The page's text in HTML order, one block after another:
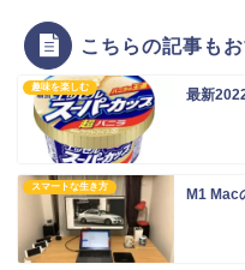
こちらの記事も
趣味を楽しむ 最新
スマートな生き方 M1 Mac